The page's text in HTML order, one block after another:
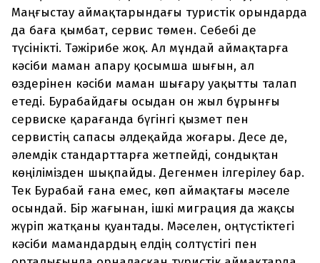
Маңғыстау аймақтарындағы туристік орындарда
да баға қымбат, сервис төмен. Себебі де
түсінікті. Тәжірибе жоқ. Ал мұндай аймақтарға
кәсіби маман апару қосымша шығын, ал
өздерінен кәсіби маман шығару уақытты талап
етеді. Бурабайдағы осыдан он жыл бұрынғы
сервиске қарағанда бүгінгі қызмет пен
сервистің сапасы әлдеқайда жоғары. Десе де,
әлемдік стандарттарға жетпейді, сондықтан
көңілімізден шықпайды. Дегенмен ілгерілеу бар.
Тек Бурабай ғана емес, көп аймақтағы мәселе
осындай. Бір жағынан, ішкі миграция да жақсы
жүріп жатқаны қуантады. Мәселен, оңтүстіктегі
кәсіби мамандардың елдің солтүстігі пен